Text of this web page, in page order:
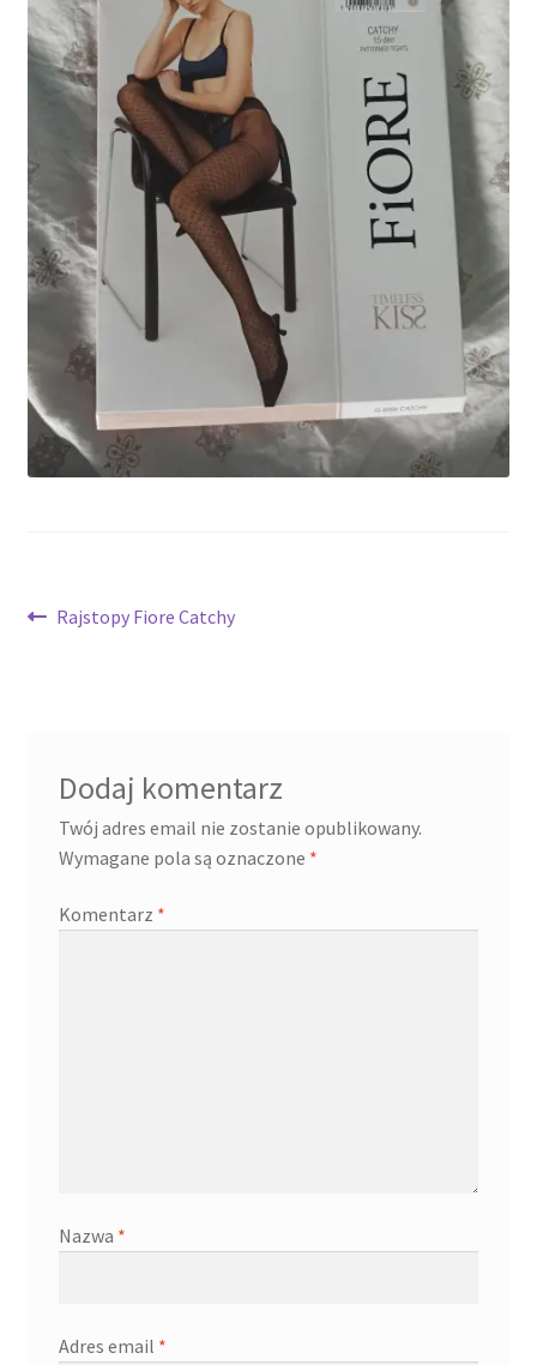
potomne
Nawigacja
Poprzedni
Rajstopy Fiore Catchy
Dodaj komentarz
Twój adres email nie zostanie opublikowany.
Wymagane pola są oznaczone *
Komentarz *
Nazwa *
Adres email *